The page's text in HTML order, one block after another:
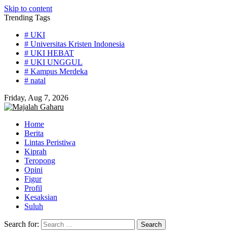
Skip to content
Trending Tags
# UKI
# Universitas Kristen Indonesia
# UKI HEBAT
# UKI UNGGUL
# Kampus Merdeka
# natal
Friday, Aug 7, 2026
Home
Berita
Lintas Peristiwa
Kiprah
Teropong
Opini
Figur
Profil
Kesaksian
Suluh
Search for: